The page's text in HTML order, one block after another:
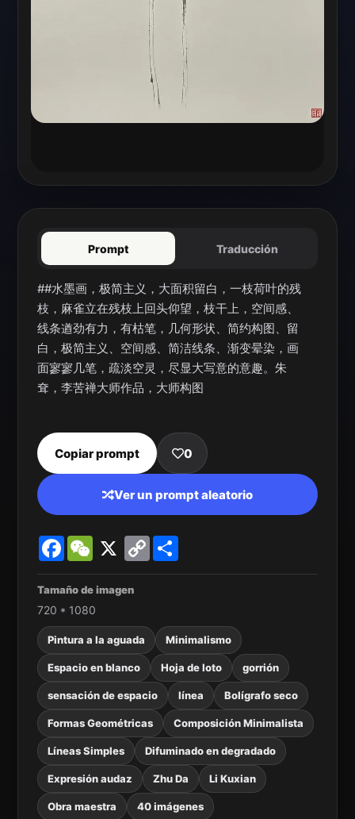
Prompt Traducción
##水墨画，极简主义，大面积留白，一枝荷叶的残
枝，麻雀立在残枝上回头仰望，枝干上，空间感、
线条遒劲有力，有枯笔，几何形状、简约构图、留
白，极简主义、空间感、简洁线条、渐变晕染，画
面寥寥几笔，疏淡空灵，尽显大写意的意趣。朱
耷，李苦禅大师作品，大师构图
Copiar prompt 0
Ver un prompt aleatorio
FacebookWeChat
X
Copy
Link
Tamaño de imagen
720 * 1080
Pintura a la aguada Minimalismo
Espacio en blanco Hoja de loto gorrión
sensación de espacio línea Bolígrafo seco
Formas Geométricas Composición Minimalista
Líneas Simples Difuminado en degradado
Expresión audaz Zhu Da Li Kuxian
Obra maestra 40 imágenes